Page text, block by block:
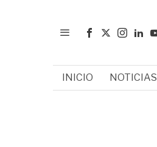
INICIO NOTICIAS